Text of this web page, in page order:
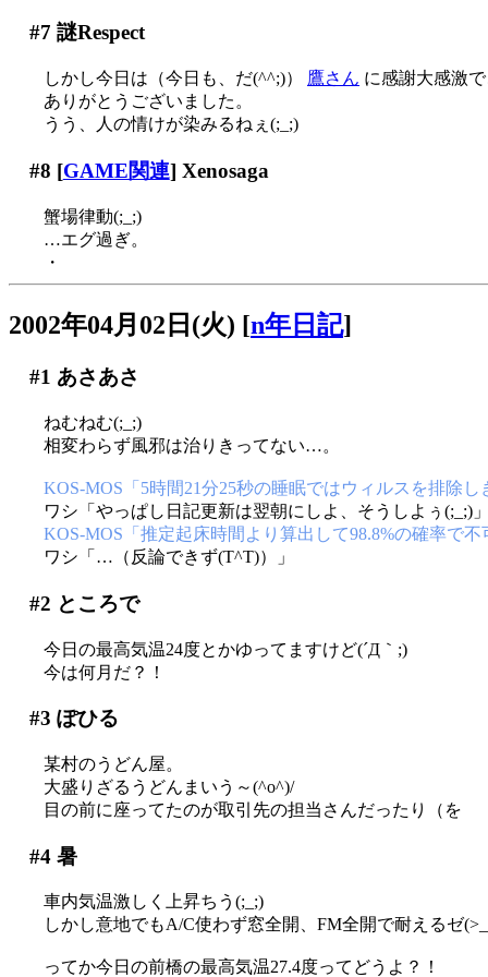
#7 謎Respect
しかし今日は（今日も、だ(^^;)） 鷹さん に感謝大感激
ありがとうございました。
うう、人の情けが染みるねぇ(;_;)
#8 [GAME関連] Xenosaga
蟹場律動(;_;)
…エグ過ぎ。
・
2002年04月02日(火) [n年日記]
#1 あさあさ
ねむねむ(;_;)
相変わらず風邪は治りきってない…。
KOS-MOS「5時間21分25秒の睡眠ではウィルスを排除し
ワシ「やっぱし日記更新は翌朝にしよ、そうしよぅ(;_;)」
KOS-MOS「推定起床時間より算出して98.8%の確率で不
ワシ「…（反論できず(T^T)）」
#2 ところで
今日の最高気温24度とかゆってますけど(´Д｀;)
今は何月だ？！
#3 ぽひる
某村のうどん屋。
大盛りざるうどんまいう～(^o^)/
目の前に座ってたのが取引先の担当さんだったり（を
#4暑
車内気温激しく上昇ちう(;_;)
しかし意地でもA/C使わず窓全開、FM全開で耐えるゼ
ってか今日の前橋の最高気温27.4度ってどうよ？！